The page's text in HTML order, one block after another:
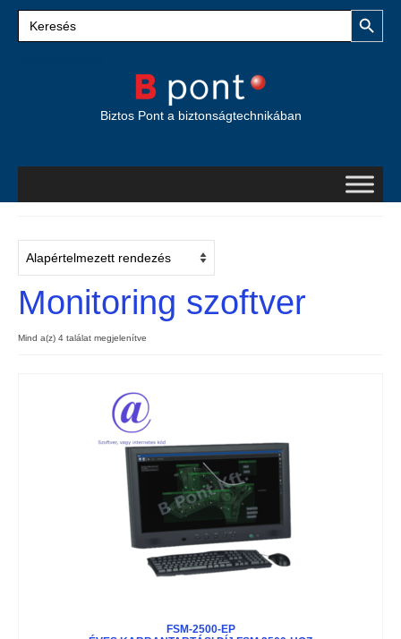
Search
for:
Search Button
Biztos Pont a biztonságtechnikában
Monitoring szoftver
Mind a(z) 4 találat megjelenítve
FSM-2500-EP